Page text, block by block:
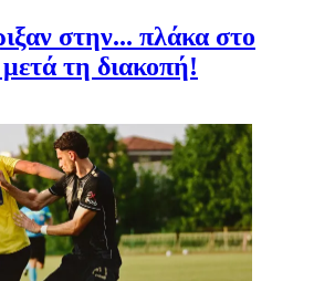
στην... πλάκα στο
τη διακοπή!